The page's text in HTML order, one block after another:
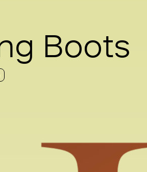
Boots